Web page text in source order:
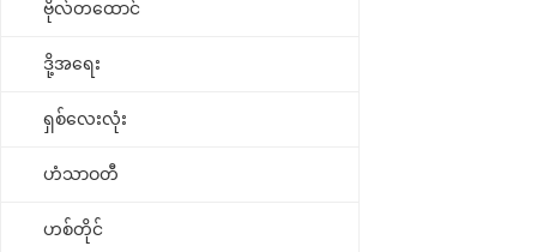
ဗိုလ်တထောင်
ဒို့အရေး
ရှစ်လေးလုံး
ဟံသာဝတီ
ဟစ်တိုင်